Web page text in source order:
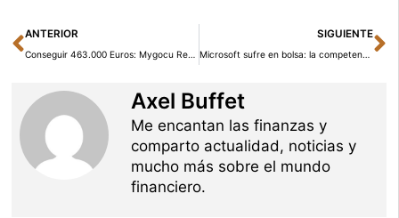
Ant
ANTERIOR
Conseguir 463.000 Euros: Mygocu Revoluciona Viajes y Eventos en Grupo
SIGUIENTE
Microsoft sufre en bolsa: la competencia china en IA y la desaceleración de la nube alarman a los inversores
Axel Buffet
Me encantan las finanzas y
comparto actualidad, noticias y
mucho más sobre el mundo
financiero.